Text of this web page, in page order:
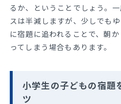
るか、ということでしょう。
スは半減しますが、少しでも
に宿題に追われることで、朝
ってしまう場合もあります。
小学生の子どもの宿題
ツ